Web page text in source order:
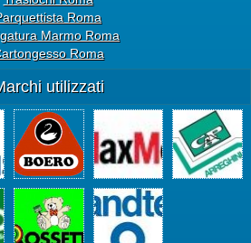
Roma
Marmo Roma
Roma
utilizzati